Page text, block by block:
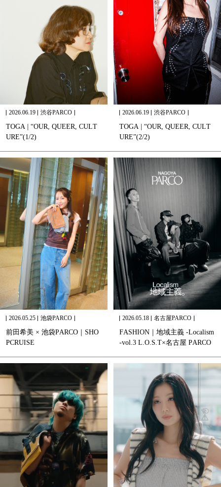
2026.06.19 渋谷PARCO
TOGA | “OUR, QUEER, CULT
URE”(1/2)
2026.06.19 渋谷PARCO
TOGA | “OUR, QUEER, CULT
URE”(2/2)
2026.05.25 池袋PARCO
前田希美 × 池袋PARCO｜ SHO
PCRUISE
2026.05.18 名古屋PARCO
FASHION｜ 地域主義 -Localism
-vol 3 L O. S T×名古屋 PARCO